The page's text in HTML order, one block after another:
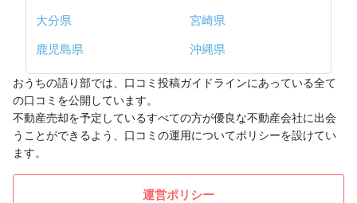
大分県
宮崎県
鹿児島県
沖縄県
おうちの語り部では、口コミ投稿ガイドラインにあっている全て
の口コミを公開しています。
不動産売却を予定しているすべての方が優良な不動産会社に出会
うことができるよう、口コミの運用についてポリシーを設けてい
ます。
運営ポリシー